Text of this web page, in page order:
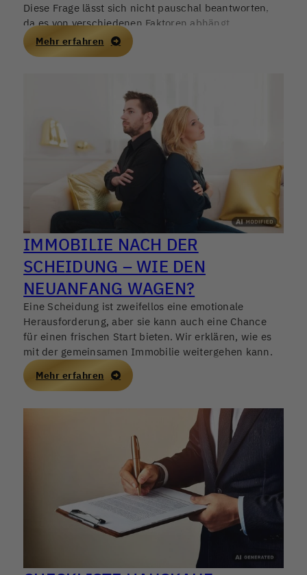
Diese Frage lässt sich nicht pauschal beantworten,
da es von verschiedenen Faktoren abhängt,
einschließlich des Standorts, des aktuellen
Immobilienmarktes und der individuellen finanziellen
auch heute noch eine lohnende Option sein können.
Mehr erfahren
IMMOBILIE NACH DER
SCHEIDUNG – WIE DEN
NEUANFANG WAGEN?
Eine Scheidung ist zweifellos eine emotionale
Herausforderung, aber sie kann auch eine Chance
für einen frischen Start bieten. Wir erklären, wie es
mit der gemeinsamen Immobilie weitergehen kann.
Mehr erfahren